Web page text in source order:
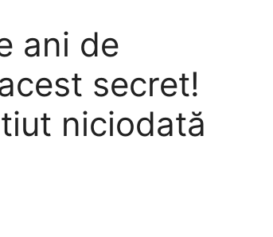
ani de
secret!
niciodată